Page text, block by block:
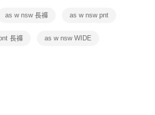
有限公司提供之「AFTEE先享後付」服務完成之交
限公司。
先徵得法定代理人或監護人之同意方可使用
付」時，將依據個別帳號之用戶狀況，依本公司即
as w nsw 長褲 as w nsw pnt
長褲 as w nsw WIDE